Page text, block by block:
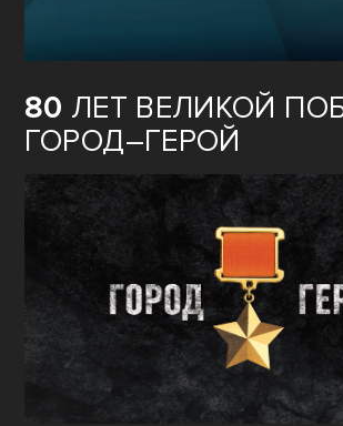
80 ЛЕТ ВЕЛИКОЙ
ГОРОД–ГЕРОЙ